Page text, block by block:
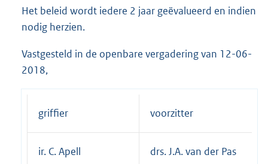
Het beleid wordt iedere 2 jaar geëvalueerd en indien
nodig herzien.
Vastgesteld in de openbare vergadering van 12-06-
2018,
griffier voorzitter
ir. C. Apell drs. J.A. van der Pas